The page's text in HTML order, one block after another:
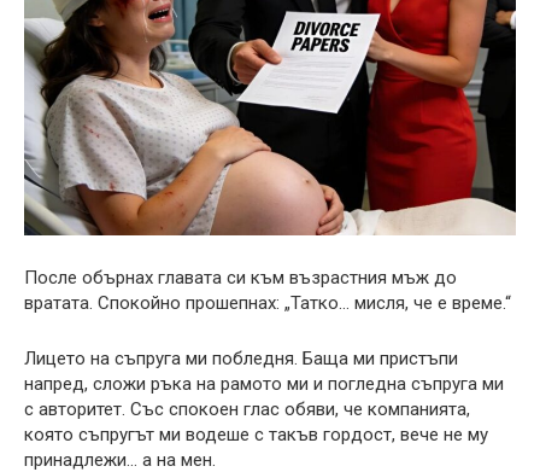
После обърнах главата си към възрастния мъж до
вратата. Спокойно прошепнах: „Татко… мисля, че е време.“
Лицето на съпруга ми побледня. Баща ми пристъпи
напред, сложи ръка на рамото ми и погледна съпруга ми
с авторитет. Със спокоен глас обяви, че компанията,
която съпругът ми водеше с такъв гордост, вече не му
принадлежи… а на мен.